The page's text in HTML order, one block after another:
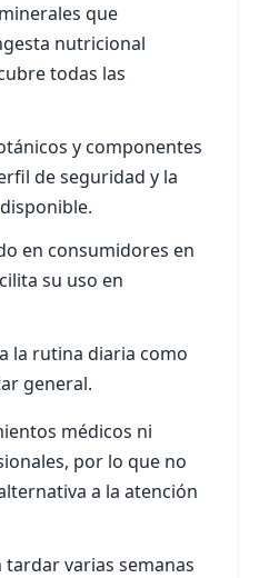
que
nutricional
todas las
y componentes
de seguridad y la
en consumidores en
su uso en
la rutina diaria como
general.
médicos ni
por lo que no
a la atención
varias semanas